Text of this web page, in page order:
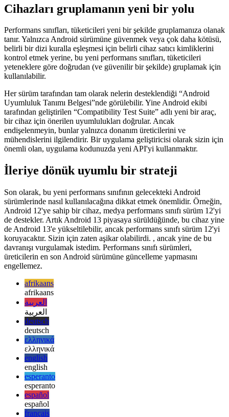
   ...
Cihazları gruplamanın yeni bir yolu
Performans sınıfları, tüketicileri yeni bir şekilde gruplamanıza olanak
tanır. Yalnızca Android sürümüne güvenmek veya çok daha kötüsü,
belirli bir dizi kuralla eşleşmesi için belirli cihaz satıcı kimliklerini
yeteneklere göre doğrudan (ve güvenilir bir şekilde) gruplamak için
kullanılabilir.
Her sürüm tarafından tam olarak nelerin desteklendiği “Android
Uyumluluk Tanımı Belgesi”nde görülebilir. Yine Android ekibi
tarafından geliştirilen “Compatibility Test Suite” adlı yeni bir araç,
bir cihaz için önerilen uyumlulukları doğrular. Ancak
endişelenmeyin, bunlar yalnızca donanım üreticilerini ve
mühendislerini ilgilendirir. Bir uygulama geliştiricisi olarak sizin için
önemli olan, uygulama kodunuzda yeni API'yi kullanmaktır.
İleriye dönük uyumlu bir strateji
Son olarak, bu yeni performans sınıfının gelecekteki Android
sürümlerinde nasıl kullanılacağına dikkat etmek önemlidir. Örneğin,
Android 12'ye sahip bir cihaz, medya performans sınıfı sürüm 12'yi
de destekler. Artık Android 13 piyasaya sürüldüğünde, bu cihaz yine
de Android 13'e yükseltilebilir, ancak performans sınıfı sürüm 12'yi
koruyacaktır. Sizin için zaten aşikar olabilirdi. , ancak yine de bu
davranışı vurgulamak istedim. Performans sınıfı sürümleri,
üreticilerin en son Android sürümüne güncelleme yapmasını
engellemez.
afrikaans
afrikaans
العربية
العربية
deutsch
deutsch
ελληνικά
ελληνικά
english
english
esperanto
esperanto